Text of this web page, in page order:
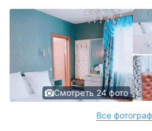
Смотреть 24 фото
Все